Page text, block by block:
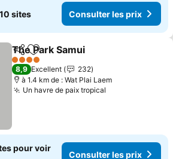
10 sites Consulter les prix
PartagerAjouter à mes favoris
The Park Samui
4 Étoiles
8,9 Excellent
232
à 1.4 km de : Wat Plai Laem
Un havre de paix tropical
pour voir
Consulter les prix